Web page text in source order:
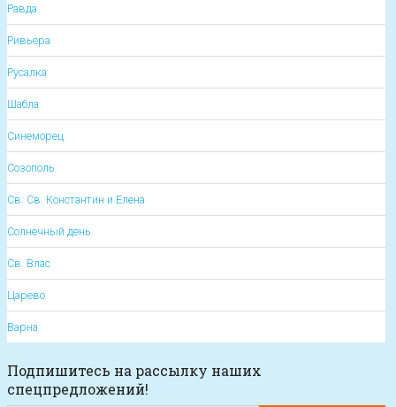
Равда
Ривьера
Русалка
Шабла
Синеморец
Созополь
Св. Св. Константин и Елена
Солнечный день
Св. Влас
Царево
Варна
Подпишитесь на рассылку наших
спецпредложений!